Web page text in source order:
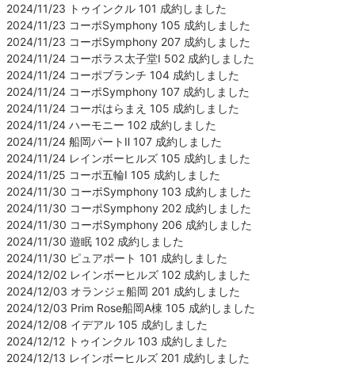
2024/11/23 トゥインクル 101 成約しました
2024/11/23 コーポSymphony 105 成約しました
2024/11/23 コーポSymphony 207 成約しました
2024/11/24 コーポラス太子堂Ⅰ 502 成約しました
2024/11/24 コーポブランチ 104 成約しました
2024/11/24 コーポSymphony 107 成約しました
2024/11/24 コーポはらまえ 105 成約しました
2024/11/24 ハーモニー 102 成約しました
2024/11/24 船岡パートⅡ 107 成約しました
2024/11/24 レインボーヒルズ 105 成約しました
2024/11/25 コーポ五輪Ⅰ 105 成約しました
2024/11/30 コーポSymphony 103 成約しました
2024/11/30 コーポSymphony 202 成約しました
2024/11/30 コーポSymphony 206 成約しました
2024/11/30 遊眠 102 成約しました
2024/11/30 ピュアポート 101 成約しました
2024/12/02 レインボーヒルズ 102 成約しました
2024/12/03 オランジェ船岡 201 成約しました
2024/12/03 Prim Rose船岡A棟 105 成約しました
2024/12/08 イデアル 105 成約しました
2024/12/12 トゥインクル 103 成約しました
2024/12/13 レインボーヒルズ 201 成約しました